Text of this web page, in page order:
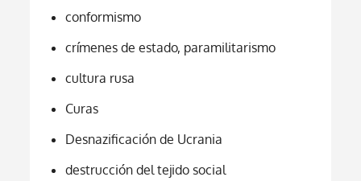
conformismo
crímenes de estado, paramilitarismo
cultura rusa
Curas
Desnazificación de Ucrania
destrucción del tejido social